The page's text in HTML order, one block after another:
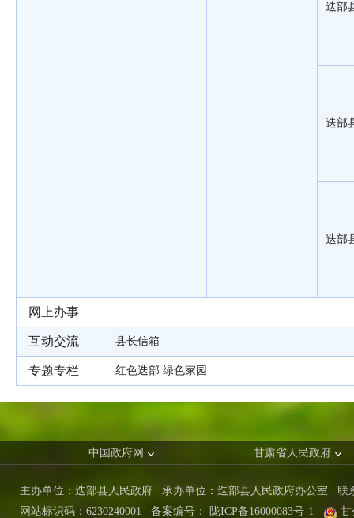
迭部
迭部
迭部
网上办事
互动交流 县长信箱
专题专栏 红色迭部 绿色家园
中国政府网 甘肃省人民政府
主办单位：迭部县人民政府 承办单位：迭部县人民政府办公室 联
网站标识码：6230240001
备案编号： 陇ICP备16000083号-1 甘